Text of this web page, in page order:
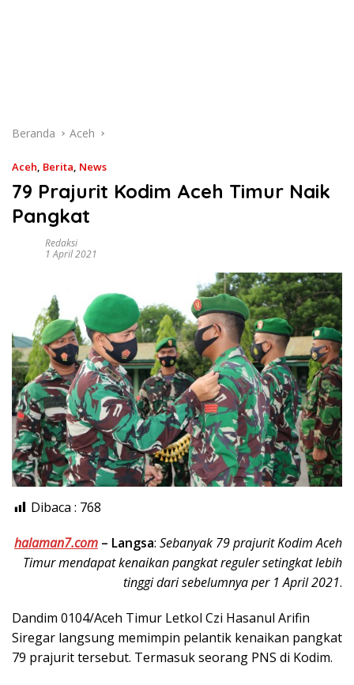
Beranda Aceh
Aceh, Berita, News
79 Prajurit Kodim Aceh Timur Naik
Pangkat
Redaksi
1 April 2021
Dibaca : 768
halaman7.com – Langsa: Sebanyak 79 prajurit Kodim Aceh
Timur mendapat kenaikan pangkat reguler setingkat lebih
tinggi dari sebelumnya per 1 April 2021.
Dandim 0104/Aceh Timur Letkol Czi Hasanul Arifin
Siregar langsung memimpin pelantik kenaikan pangkat
79 prajurit tersebut. Termasuk seorang PNS di Kodim.